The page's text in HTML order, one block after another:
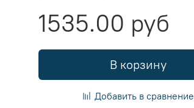
1535.00 руб
В корзину
Добавить в сравнение